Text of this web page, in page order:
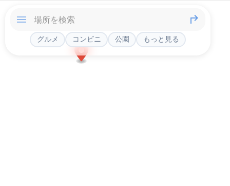
グルメ コンビニ 公園 もっと見る